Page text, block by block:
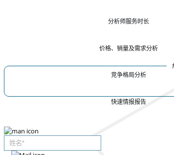
分析师服务时长
价格、销量及需求分析
竞争格局分析
快速情报报告